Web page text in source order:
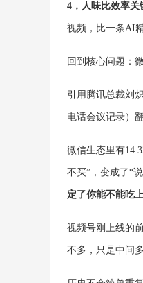
4，人味比效率关
视频，比一条AI
回到核心问题：
引用腾讯总裁刘
电话会议记录）
微信生态里有
不买”，变成了“
定了你能不能吃
视频号刚上线的
不多，只是中间